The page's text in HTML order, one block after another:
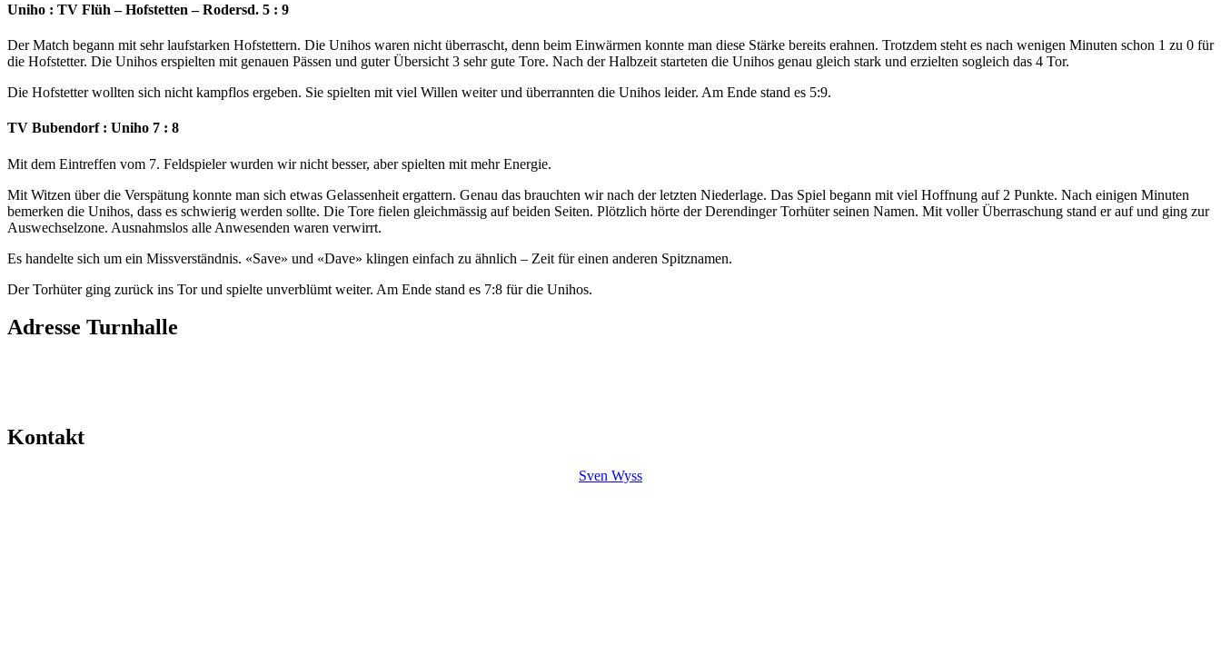
Uniho : TV Flüh – Hofstetten – Rodersd. 5 : 9
Der Match begann mit sehr laufstarken Hofstettern. Die Unihos waren nicht überrascht, denn beim Einwärmen konnte man diese Stärke bereits erahnen. Trotzdem steht es nach wenigen Minuten schon 1 zu 0 für
die Hofstetter. Die Unihos erspielten mit genauen Pässen und guter Übersicht 3 sehr gute Tore. Nach der Halbzeit starteten die Unihos genau gleich stark und erzielten sogleich das 4 Tor.
Die Hofstetter wollten sich nicht kampflos ergeben. Sie spielten mit viel Willen weiter und überrannten die Unihos leider. Am Ende stand es 5:9.
TV Bubendorf : Uniho 7 : 8
Mit dem Eintreffen vom 7. Feldspieler wurden wir nicht besser, aber spielten mit mehr Energie.
Mit Witzen über die Verspätung konnte man sich etwas Gelassenheit ergattern. Genau das brauchten wir nach der letzten Niederlage. Das Spiel begann mit viel Hoffnung auf 2 Punkte. Nach einigen Minuten
bemerken die Unihos, dass es schwierig werden sollte. Die Tore fielen gleichmässig auf beiden Seiten. Plötzlich hörte der Derendinger Torhüter seinen Namen. Mit voller Überraschung stand er auf und ging zur
Auswechselzone. Ausnahmslos alle Anwesenden waren verwirrt.
Es handelte sich um ein Missverständnis. «Save» und «Dave» klingen einfach zu ähnlich – Zeit für einen anderen Spitznamen.
Der Torhüter ging zurück ins Tor und spielte unverblümt weiter. Am Ende stand es 7:8 für die Unihos.
Adresse Turnhalle
Kontakt
Sven Wyss